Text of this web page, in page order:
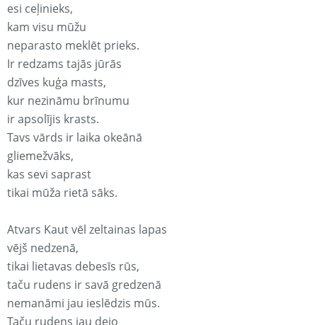
esi ceļinieks,
kam visu mūžu
neparasto meklēt prieks.
Ir redzams tajās jūrās
dzīves kuģa masts,
kur nezināmu brīnumu
ir apsolījis krasts.
Tavs vārds ir laika okeānā
gliemežvāks,
kas sevi saprast
tikai mūža rietā sāks.
Atvars Kaut vēl zeltainas lapas
vējš nedzenā,
tikai lietavas debesīs rūs,
taču rudens ir savā gredzenā
nemanāmi jau ieslēdzis mūs.
Taču rudens jau dejo